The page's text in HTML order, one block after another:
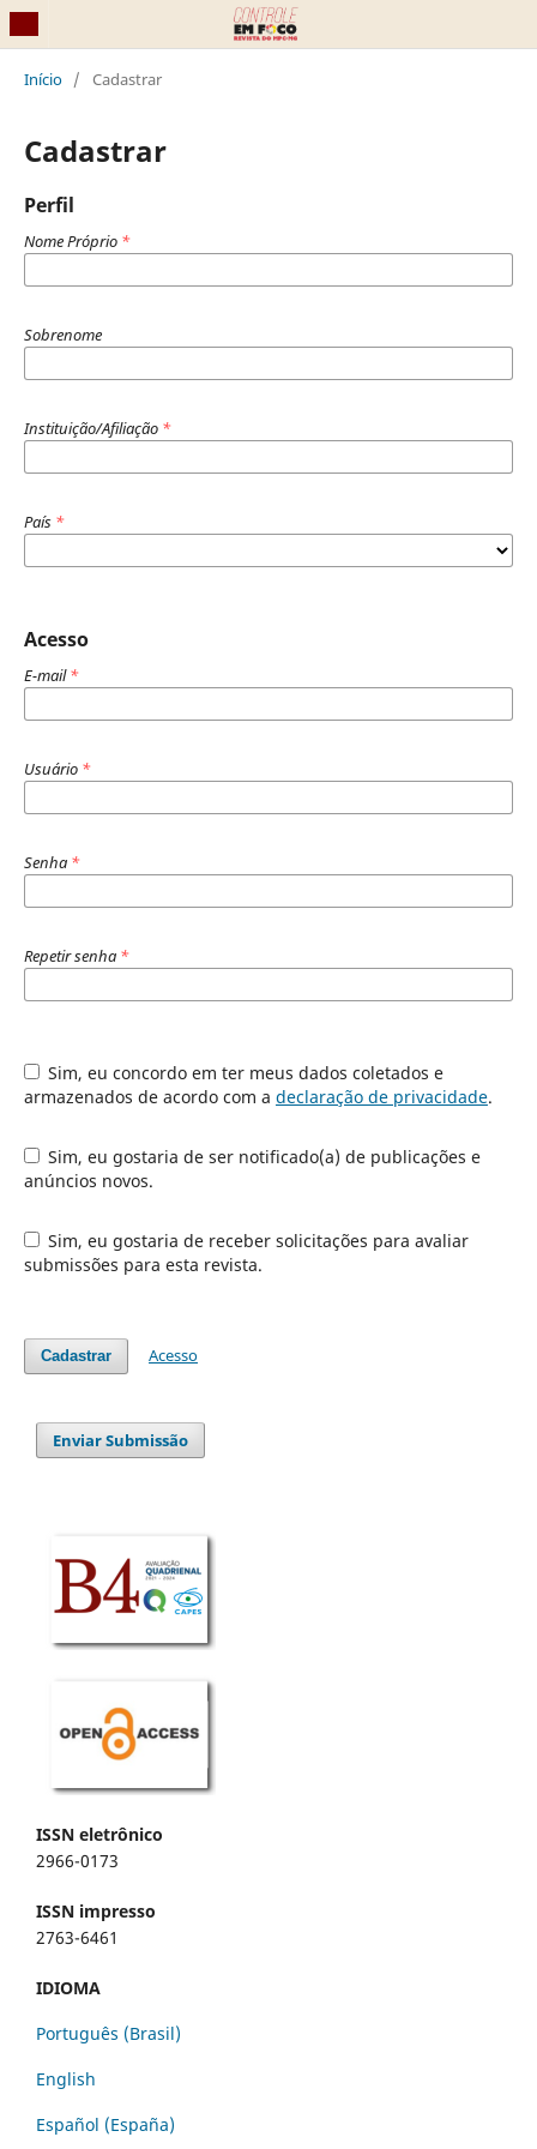
Início / Cadastrar
Cadastrar
Perfil
Nome Próprio *
Sobrenome
Instituição/Afiliação *
País *
Acesso
E-mail*
Usuário *
Senha *
Repetir senha *
Sim, eu concordo em ter meus dados coletados e
armazenados de acordo com a declaração de privacidade.
Sim, eu gostaria de ser notificado(a) de publicações e
anúncios novos.
Sim, eu gostaria de receber solicitações para avaliar
submissões para esta revista.
Cadastrar Acesso
Enviar Submissão
ISSN eletrônico
2966-0173
ISSN impresso
2763-6461
IDIOMA
Português (Brasil)
English
Español (España)